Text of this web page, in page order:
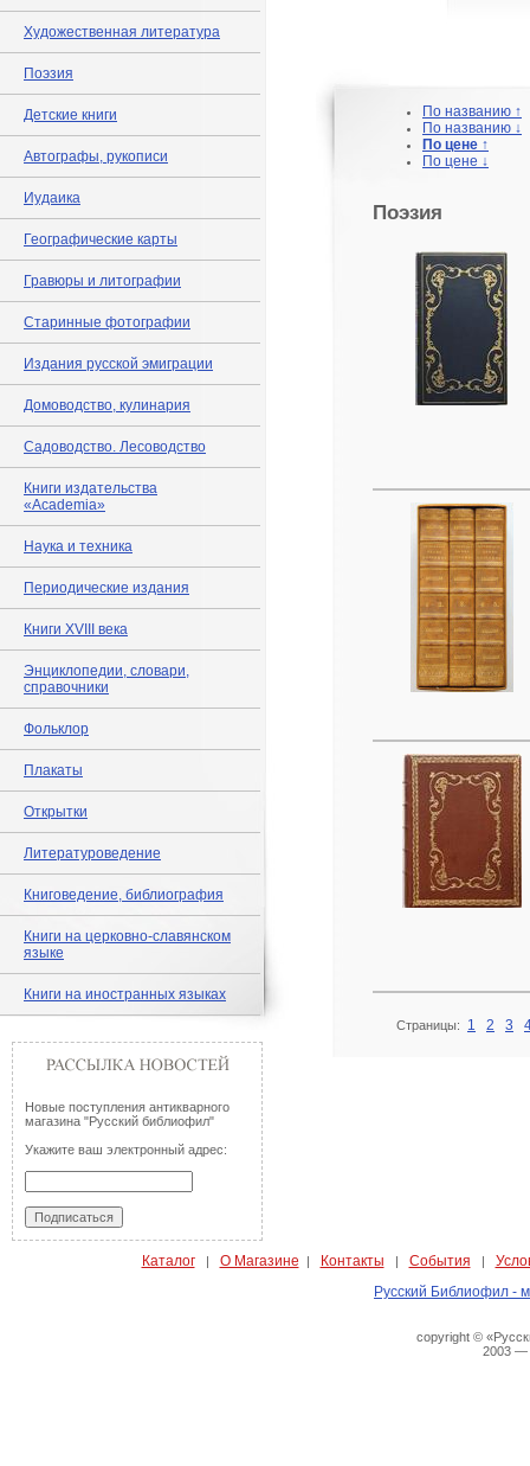
Художественная литература
Поэзия
Детские книги
Автографы, рукописи
Иудаика
Географические карты
Гравюры и литографии
Старинные фотографии
Издания русской эмиграции
Домоводство, кулинария
Садоводство. Лесоводство
Книги издательства
«Academia»
Наука и техника
Периодические издания
Книги XVIII века
Энциклопедии, словари,
справочники
Фольклор
Плакаты
Открытки
Литературоведение
Книговедение, библиография
Книги на церковно-славянском
языке
Книги на иностранных языках
Новые поступления антикварного
магазина "Русский библиофил"
Укажите ваш электронный адрес:
По названию ↑
По названию ↓
По цене ↑
По цене ↓
Поэзия
Страницы: 1 2 3
Каталог| О Магазине | Контакты | События |
Русский Библиофил -
copyright ©
2003 —